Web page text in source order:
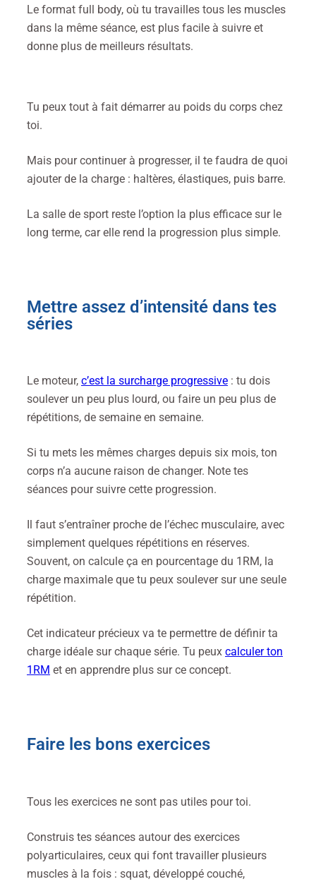
Le format full body, où tu travailles tous les muscles
dans la même séance, est plus facile à suivre et
donne plus de meilleurs résultats.
Tu peux tout à fait démarrer au poids du corps chez
toi.
Mais pour continuer à progresser, il te faudra de quoi
ajouter de la charge : haltères, élastiques, puis barre.
La salle de sport reste l’option la plus efficace sur le
long terme, car elle rend la progression plus simple.
Mettre assez d’intensité dans tes
séries
Le moteur, c’est la surcharge progressive : tu dois
soulever un peu plus lourd, ou faire un peu plus de
répétitions, de semaine en semaine.
Si tu mets les mêmes charges depuis six mois, ton
corps n’a aucune raison de changer. Note tes
séances pour suivre cette progression.
Il faut s’entraîner proche de l’échec musculaire, avec
simplement quelques répétitions en réserves.
Souvent, on calcule ça en pourcentage du 1RM, la
charge maximale que tu peux soulever sur une seule
répétition.
Cet indicateur précieux va te permettre de définir ta
charge idéale sur chaque série. Tu peux calculer ton
1RM et en apprendre plus sur ce concept.
Faire les bons exercices
Tous les exercices ne sont pas utiles pour toi.
Construis tes séances autour des exercices
polyarticulaires, ceux qui font travailler plusieurs
muscles à la fois : squat, développé couché,